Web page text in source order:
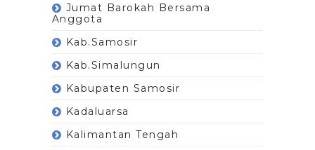
Jumat Barokah Bersama
Anggota
Kab.Samosir
Kab.Simalungun
Kabupaten Samosir
Kadaluarsa
Kalimantan Tengah